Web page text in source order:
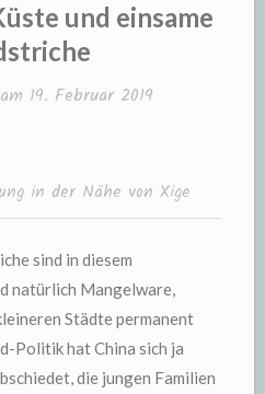
und einsame
19. Februar 2019
in der Nähe von Xige
sind in diesem
natürlich Mangelware,
Städte permanent
Politik hat China sich ja
die jungen Familien